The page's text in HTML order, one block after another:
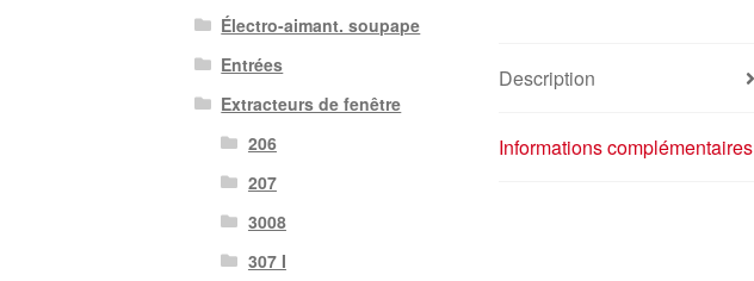
Description
Informations complémentaires
Électro-aimant. soupape
Entrées
Extracteurs de fenêtre
206
207
3008
307 I